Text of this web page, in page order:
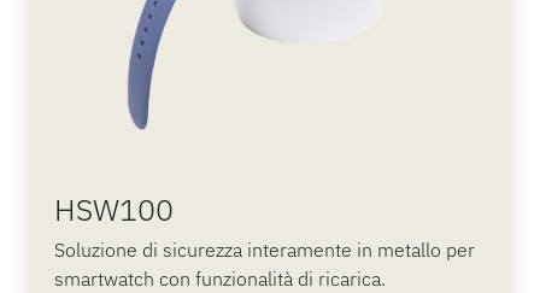
HSW100
Soluzione di sicurezza interamente in metallo per
smartwatch con funzionalità di ricarica.